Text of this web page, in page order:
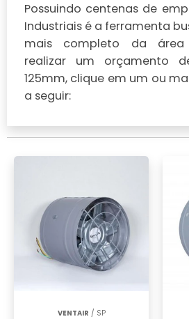
Possuindo centenas de
Industriais é a ferramenta
mais completo da área
realizar um orçamento
125mm, clique em um ou
a seguir:
VENTAIR / SP